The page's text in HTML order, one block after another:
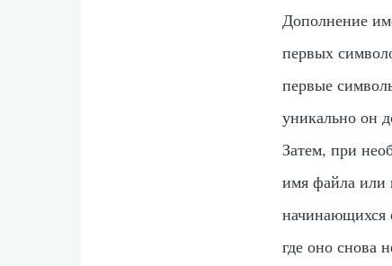
Дополнение
первых
первые
уникально он
Затем, при
имя файла или
начинающихся
где оно снова